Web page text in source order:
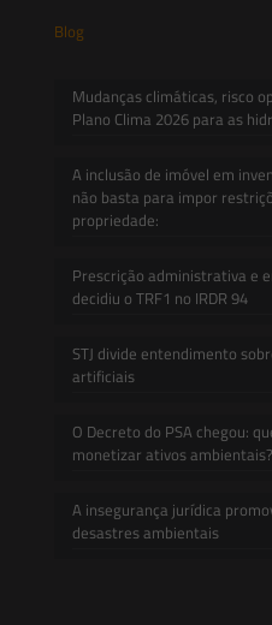
Blog
Mudanças climáticas, risco
Plano Clima 2026 para as
A inclusão de imóvel em
não basta para impor
propriedade:
Prescrição administrativa e
decidiu o TRF1 no IRDR 94
STJ divide entendimento
artificiais
O Decreto do PSA chegou:
monetizar ativos ambientais?
A insegurança jurídica
desastres ambientais